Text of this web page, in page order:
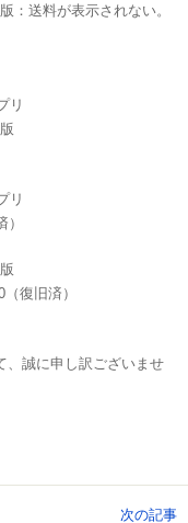
：送料が表示されない。
リ
リ
復旧済）
、誠に申し訳ございませ
次の記事